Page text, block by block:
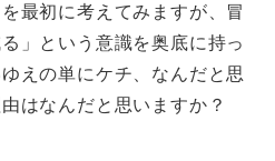
最初に考えてみますが、冒
」という意識を奥底に持っ
えの単にケチ、なんだと思
はなんだと思いますか？